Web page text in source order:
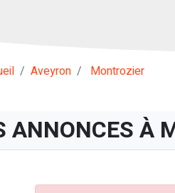
Aveyron Montrozier
ANNONCES À